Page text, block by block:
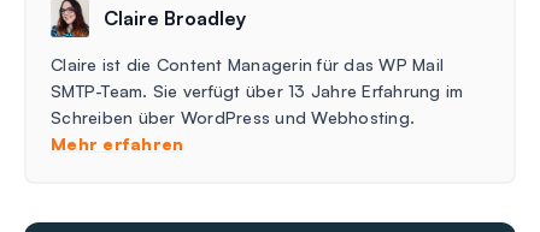
Claire Broadley
Claire ist die Content Managerin für das WP Mail
SMTP-Team. Sie verfügt über 13 Jahre Erfahrung im
Schreiben über WordPress und Webhosting.
Mehr erfahren